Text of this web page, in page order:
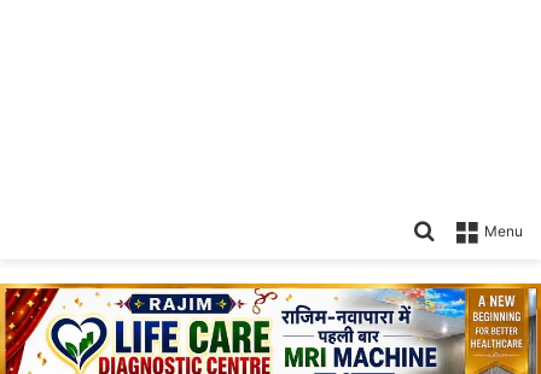
Menu
Search